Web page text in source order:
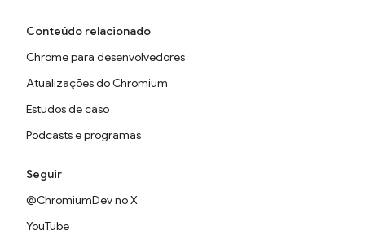
Conteúdo relacionado
Chrome para desenvolvedores
Atualizações do Chromium
Estudos de caso
Podcasts e programas
Seguir
@ChromiumDev no X
YouTube